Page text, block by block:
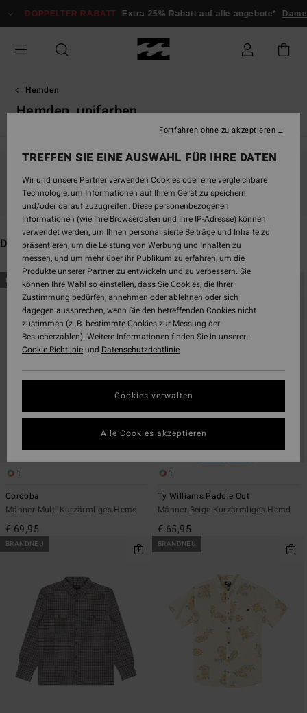
zur
Auswahl
springen
RABATT Extra 25% Rabatt auf alle angebote* Damen Herren
Hemden
Hemden, unifarben
Bleib dabei, die Produkte sind bald wieder da
Das könnte dir auch gefallen
Direkt
zu
Filterkriterien
springen
Überspringen
und
filtern
BRANDNEU
1
Cordoba
Männer Multi Kurzärmliges Hemd
€ 69,95
BRANDNEU
1
Ty Williams Paddle Out
Männer Beige Kurzärmliges Hemd
€ 65,95
BRANDNEU BRANDNEU
TREFFEN SIE EINE AUSWAHL FÜR IHRE DATEN
Wir und unsere Partner verwenden Cookies oder eine vergleichbare
Technologie, um Informationen auf Ihrem Gerät zu speichern
und/oder darauf zuzugreifen. Diese personenbezogenen
Informationen (wie Ihre Browserdaten und Ihre IP-Adresse) können
verwendet werden, um Ihnen personalisierte Beiträge und Inhalte zu
präsentieren, um die Leistung von Werbung und Inhalten zu
messen, und um mehr über ihr Publikum zu erfahren, um die
Produkte unserer Partner zu entwickeln und zu verbessern. Sie
können Ihre Wahl so einstellen, dass Sie Cookies, die Ihrer
Zustimmung bedürfen, annehmen oder ablehnen oder sich
dagegen aussprechen, wenn Sie den betreffenden Cookies nicht
zustimmen (z. B. bestimmte Cookies zur Messung der
Besucherzahlen). Weitere Informationen finden Sie in unserer :
Cookie-Richtlinieund Datenschutzrichtlinie
Cookies verwalten
Fortfahren ohne zu akzeptieren
Alle Cookies akzeptieren